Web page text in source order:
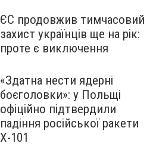
ЄС продовжив тимчасовий
захист українців ще на рік:
проте є виключення
«Здатна нести ядерні
боєголовки»: у Польщі
офіційно підтвердили
падіння російської ракети
Х-101